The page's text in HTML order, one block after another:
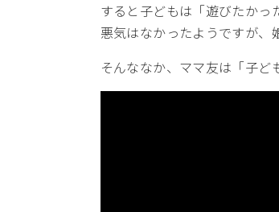
すると子どもは「遊びたかっ
悪気はなかったようですが、
そんななか、ママ友は「子